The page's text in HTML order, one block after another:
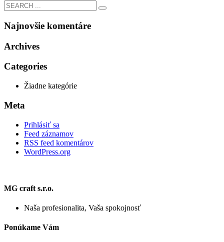
Najnovšie komentáre
Archives
Categories
Žiadne kategórie
Meta
Prihlásiť sa
Feed záznamov
RSS feed komentárov
WordPress.org
MG craft s.r.o.
Naša profesionalita, Vaša spokojnosť
Ponúkame Vám